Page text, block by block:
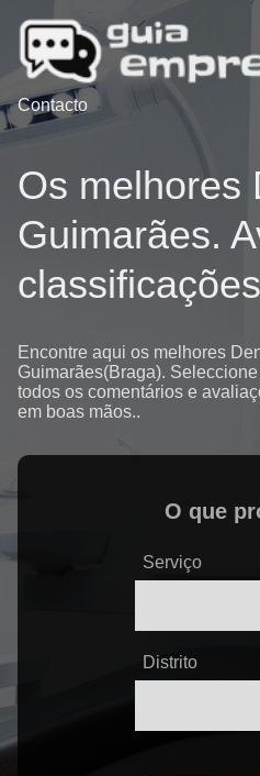
Contacto
Os melhores
Guimarães.
classificações
Encontre aqui os melhores
Guimarães(Braga).
todos os comentários e
em boas mãos..
O que
Serviço
Distrito